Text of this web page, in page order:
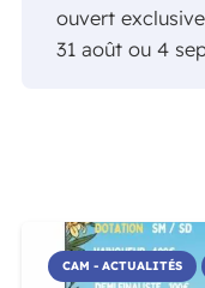
ouvert
31 août ou 4
CAM - ACTUALITÉS